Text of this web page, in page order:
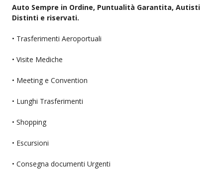
Auto Sempre in Ordine, Puntualità Garantita, Autisti
Distinti e riservati.
• Trasferimenti Aeroportuali
• Visite Mediche
• Meeting e Convention
• Lunghi Trasferimenti
• Shopping
• Escursioni
• Consegna documenti Urgenti